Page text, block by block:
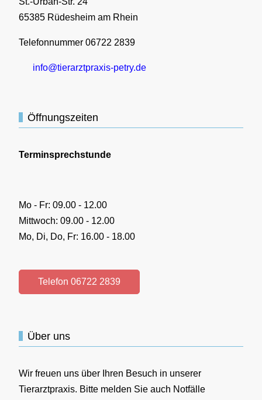
65385 Rüdesheim am Rhein
Telefonnummer 06722 2839
info@tierarztpraxis-petry.de
Öffnungszeiten
Terminsprechstunde
Mo - Fr: 09.00 - 12.00
Mittwoch: 09.00 - 12.00
Mo, Di, Do, Fr: 16.00 - 18.00
Telefon 06722 2839
Über uns
Wir freuen uns über Ihren Besuch in unserer
Tierarztpraxis. Bitte melden Sie auch Notfälle